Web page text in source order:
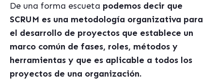
De una forma escueta podemos decir que
SCRUM es una metodología organizativa para
el desarrollo de proyectos que establece un
marco común de fases, roles, métodos y
herramientas y que es aplicable a todos los
proyectos de una organización.